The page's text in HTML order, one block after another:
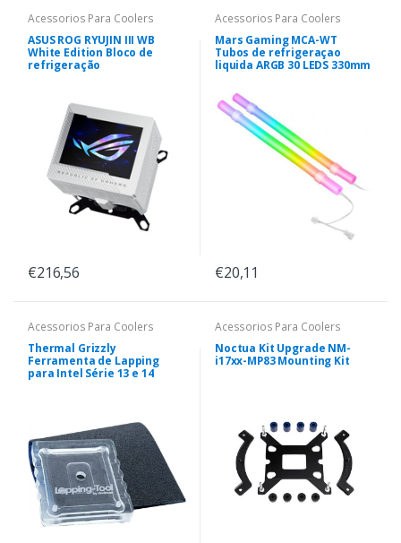
Acessorios Para Coolers
ASUS ROG RYUJIN III WB
White Edition Bloco de
refrigeração
€216,56
Acessorios Para Coolers
Mars Gaming MCA-WT
Tubos de refrigeraçao
liquida ARGB 30 LEDS 330mm
€20,11
Acessorios Para Coolers
Thermal Grizzly
Ferramenta de Lapping
para Intel Série 13 e 14
Acessorios Para Coolers
Noctua Kit Upgrade NM-
i17xx-MP83 Mounting Kit